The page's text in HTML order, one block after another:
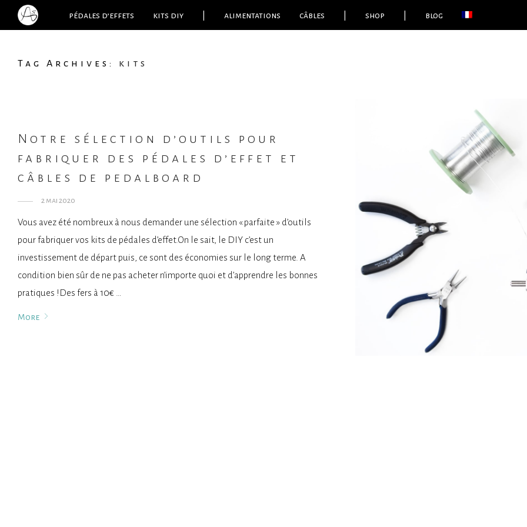
pédales d’effets kits diy alimentations câbles shop blog
Tag Archives: kits
Notre sélection d’outils pour
fabriquer des pédales d’effet et
câbles de pedalboard
2 mai 2020
Vous avez été nombreux à nous demander une sélection « parfaite » d’outils
pour fabriquer vos kits de pédales d’effet.On le sait, le DIY c’est un
investissement de départ puis, ce sont des économies sur le long terme. A
condition bien sûr de ne pas acheter n’importe quoi et d’apprendre les bonnes
pratiques !Des fers à 10€ …
More